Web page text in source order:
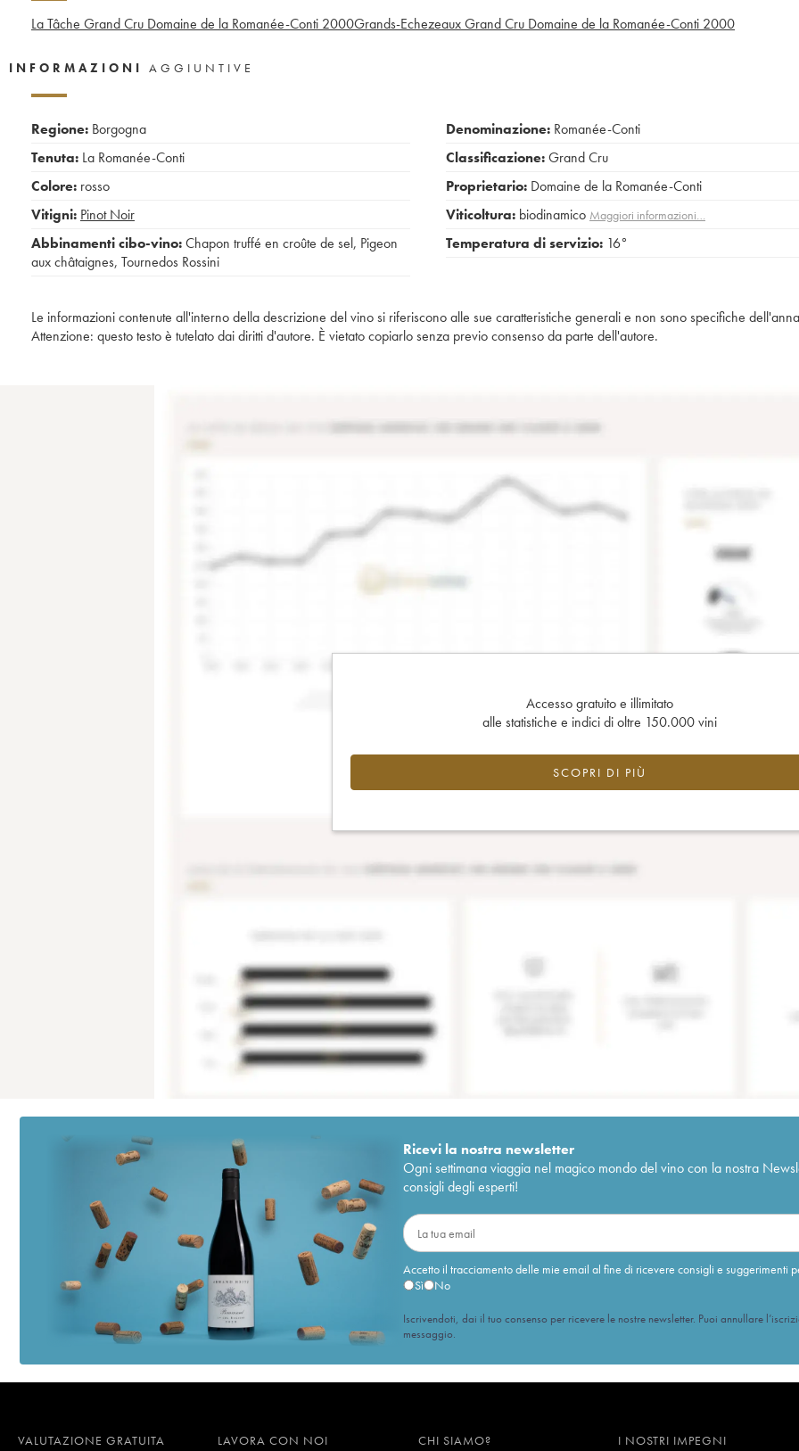
La Tâche Grand Cru Domaine de la Romanée-Conti 2000Grands-Echezeaux Grand Cru Domaine de la Romanée-Conti 2000
INFORMAZIONI AGGIUNTIVE
Regione: Borgogna
Tenuta: La Romanée-Conti
Colore: rosso
Vitigni: Pinot Noir
Abbinamenti cibo-vino:Chapon truffé en croûte de sel, Pigeon
aux châtaignes, Tournedos Rossini
Denominazione: Romanée-Conti
Classificazione:Grand Cru
Proprietario: Domaine de la Romanée-Conti
Viticoltura: biodinamico Maggiori informazioni…
Temperatura di servizio: 16°
Le informazioni contenute all'interno della descrizione del vino si riferiscono alle sue caratteristiche generali e non sono specifiche
Attenzione: questo testo è tutelato dai diritti d'autore. È vietato copiarlo senza previo consenso da parte dell'autore.
Accesso gratuito e illimitato
alle statistiche e indici di oltre 150.000 vini
SCOPRI DI PIÙ
Ricevi la nostra newsletter
Ogni settimana viaggia nel magico mondo del vino con la nostra
consigli degli esperti!
Accetto il tracciamento delle mie email al fine di ricevere consigli e suggerimenti
Sì
No
Iscrivendoti, dai il tuo consenso per ricevere le nostre newsletter. Puoi annullare
messaggio.
VALUTAZIONE GRATUITA LAVORA CON NOI CHI SIAMO? I NOSTRI IMPEGNI